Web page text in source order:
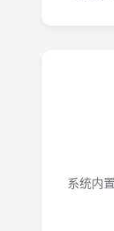
系统内